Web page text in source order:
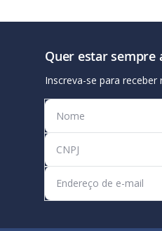
Quer estar sempre
Inscreva-se para